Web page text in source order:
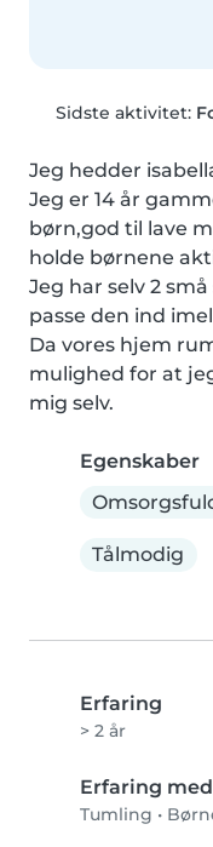
Sidste aktivitet:
Jeg hedder
Jeg er 14 år
børn,god til lave
holde børnene
Jeg har selv 2
passe den ind
Da vores hjem
mulighed for at
mig selv.
Egenskaber
Tålmodig
Erfaring
> 2 år
Erfaring
Tumling •